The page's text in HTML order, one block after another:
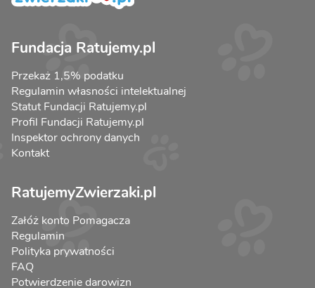
Fundacja Ratujemy.pl
Przekaż 1,5% podatku
Regulamin własności intelektualnej
Statut Fundacji Ratujemy.pl
Profil Fundacji Ratujemy.pl
Inspektor ochrony danych
Kontakt
RatujemyZwierzaki.pl
Załóż konto Pomagacza
Regulamin
Polityka prywatności
FAQ
Potwierdzenie darowizn